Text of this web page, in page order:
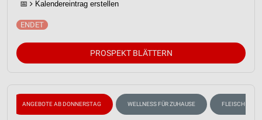
📅 Kalendereintrag erstellen
PROSPEKT BLÄTTERN
ANGEBOTE AB DONNERSTAG WELLNESS FÜR ZUHAUSE FLEISCH &